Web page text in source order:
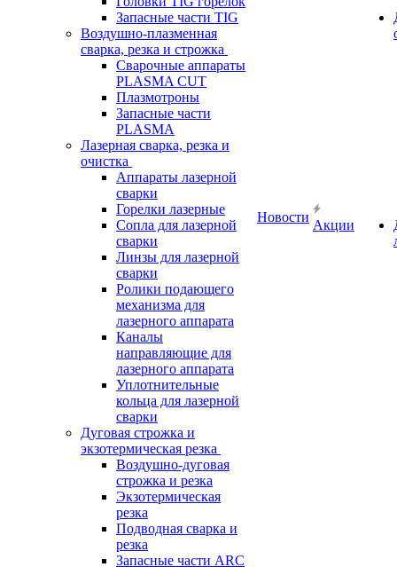
Запасные части TIG
Воздушно-плазменная
сварка, резка и строжка
Сварочные аппараты
PLASMA CUT
Плазмотроны
Запасные части
PLASMA
Лазерная сварка, резка и
очистка
Аппараты лазерной
сварки
Горелки лазерные
Сопла для лазерной
сварки
Линзы для лазерной
сварки
Ролики подающего
механизма для
лазерного аппарата
Каналы
направляющие для
лазерного аппарата
Уплотнительные
кольца для лазерной
сварки
Дуговая строжка и
экзотермическая резка
Воздушно-дуговая
строжка и резка
Экзотермическая
резка
Подводная сварка и
резка
Запасные части ARC
Новости
Акции